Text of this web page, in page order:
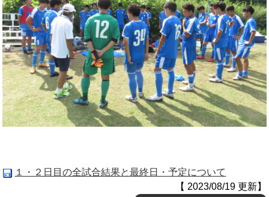
１・２日目の全試合結果と最終日・予定について
【 2023/08/19 更新】